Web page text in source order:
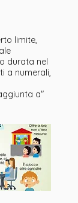
limite,
durata nel
a numerali,
a"